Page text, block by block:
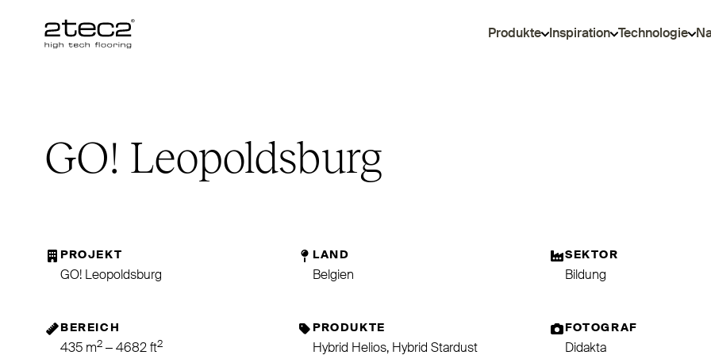
Primary Produkte Inspiration Technologie
GO! Leopoldsburg
PROJEKT
GO! Leopoldsburg
LAND
Belgien
SEKTOR
Bildung
BEREICH
435 m2 – 4682 ft2
PRODUKTE
Hybrid Helios, Hybrid Stardust
FOTOGRAF
Didakta